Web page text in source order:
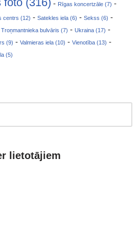
- Rīgas koncertzāle (7) -
centrs (12) - Satekles iela (6) - Sekss (6) -
Troņmantnieka bulvāris (7) - Ukraina (17) -
(9) - Valmieras iela (10) - Vienotība (13) -
(5)
lietotājiem